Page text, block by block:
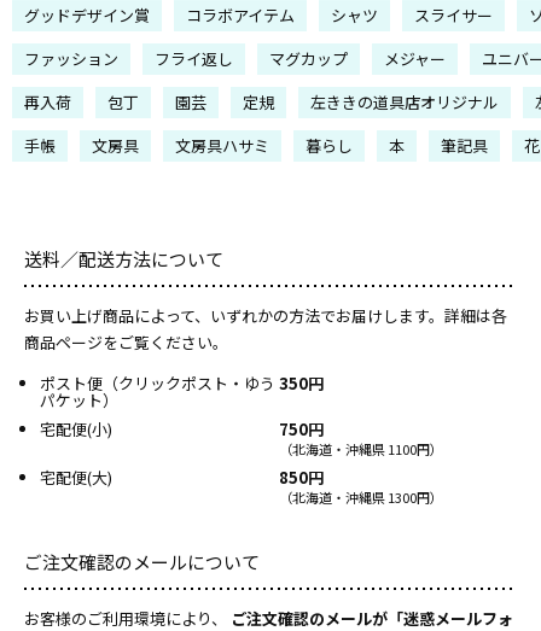
グッドデザイン賞
コラボアイテム シャツ スライサー
ファッション
フライ返し マグカップ メジャー
ユニバ
再入荷
包丁 園芸 定規 左ききの道具店オリジナル
手帳
文房具 文房具ハサミ 暮らし 本 筆記具
送料／配送方法について
お買い上げ商品によって、いずれかの方法でお届けします。詳細は各
商品ページをご覧ください。
ポスト便（クリックポスト・ゆう
パケット）
350円
宅配便(小) 750円
（北海道・沖縄県 1100円）
宅配便(大) 850円
（北海道・沖縄県 1300円）
ご注文確認のメールについて
お客様のご利用環境により、
ご注文確認のメールが「迷惑メールフォ